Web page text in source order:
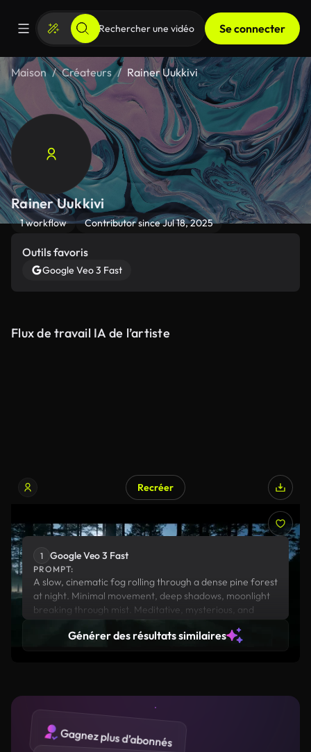
Se connecter
Maison Créateurs Rainer Uukkivi
Rainer Uukkivi
1 workflow Contributor since Jul 18, 2025
Outils favoris
Google Veo 3 Fast
Flux de travail IA de l’artiste
Recréer
Google Veo 3 Fast
1 Google Veo 3 Fast
PROMPT:
A slow, cinematic fog rolling through a dense pine forest
at night. Minimal movement, deep shadows, moonlight
breaking through mist. Meditative, mysterious, and
calming atmosphere
Générer des résultats similaires
Gagnez plus d’abonnés